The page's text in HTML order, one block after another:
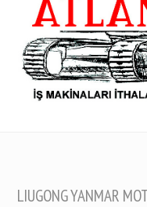
LIUGONG YANMAR